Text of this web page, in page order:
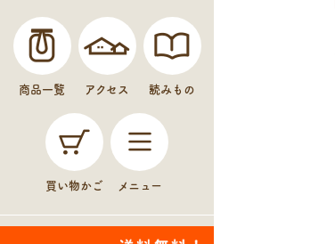
商品一覧 アクセス 読みもの
買い物かご メニュー